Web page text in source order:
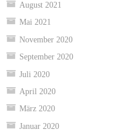
August 2021
Mai 2021
November 2020
September 2020
Juli 2020
April 2020
März 2020
Januar 2020